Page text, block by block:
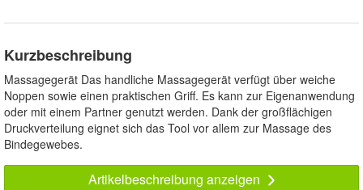
Kurzbeschreibung
Massagegerät Das handliche Massagegerät verfügt über weiche
Noppen sowie einen praktischen Griff. Es kann zur Eigenanwendung
oder mit einem Partner genutzt werden. Dank der großflächigen
Druckverteilung eignet sich das Tool vor allem zur Massage des
Bindegewebes.
Artikelbeschreibung anzeigen